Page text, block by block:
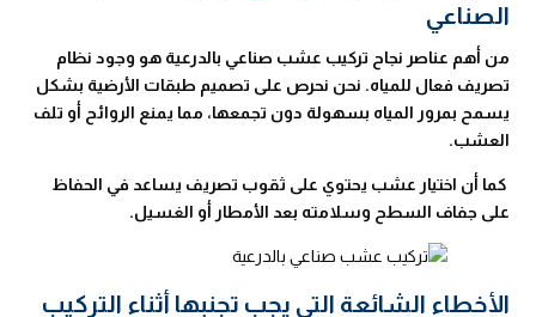
الصناعي
من أهم عناصر نجاح تركيب عشب صناعي بالدرعية هو وجود نظام
تصريف فعال للمياه. نحن نحرص على تصميم طبقات الأرضية بشكل
يسمح بمرور المياه بسهولة دون تجمعها، مما يمنع الروائح أو تلف
العشب.
كما أن اختيار عشب يحتوي على ثقوب تصريف يساعد في الحفاظ
على جفاف السطح وسلامته بعد الأمطار أو الغسيل.
الأخطاء الشائعة التي يجب تجنبها أثناء التركيب